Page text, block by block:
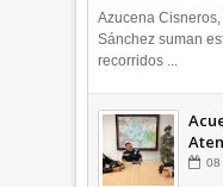
Azucena
Sánchez suman
recorridos ...
08